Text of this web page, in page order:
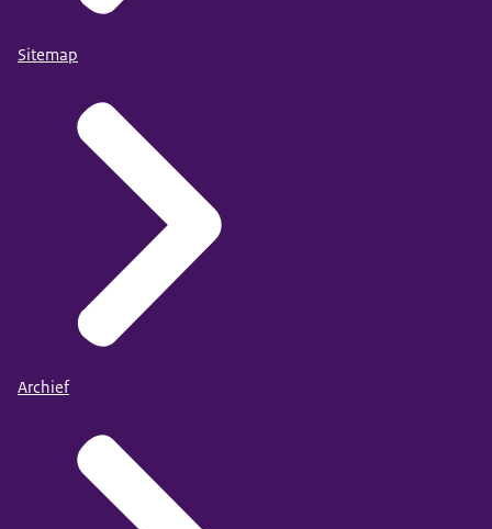
Sitemap
Archief